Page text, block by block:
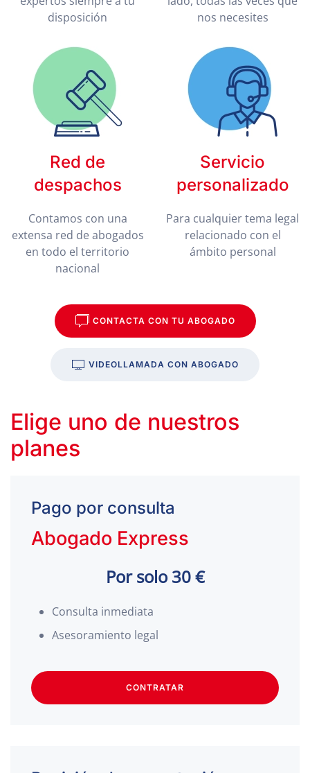
disposición
nos necesites
Red de
despachos
Contamos con una
extensa red de abogados
en todo el territorio
nacional
Servicio
personalizado
Para cualquier tema legal
relacionado con el
ámbito personal
CONTACTA CON TU ABOGADO
VIDEOLLAMADA CON ABOGADO
Elige uno de nuestros
planes
Pago por consulta
Abogado Express
Por solo 30 €
Consulta inmediata
Asesoramiento legal
CONTRATAR